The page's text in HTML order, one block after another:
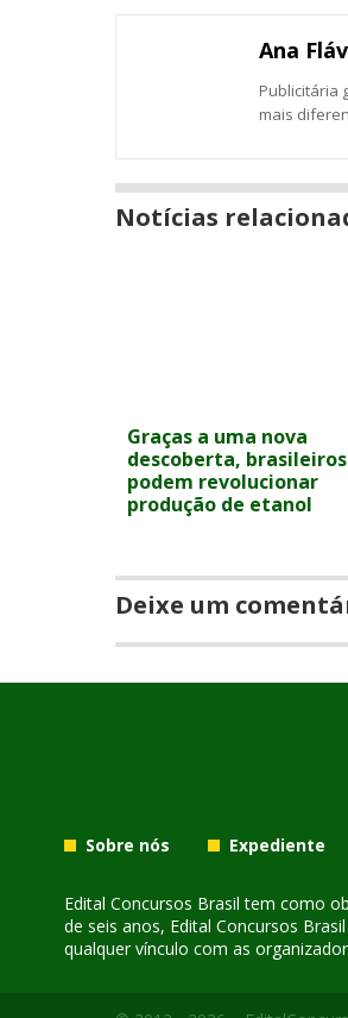
Ana
Publicitária
mais
Notícias
Graças a uma nova
descoberta, brasileiros
podem revolucionar
produção de etanol
Deixe um
Sobre nós Expediente
Edital Concursos Brasil tem como
de seis anos, Edital Concursos
qualquer vínculo com as